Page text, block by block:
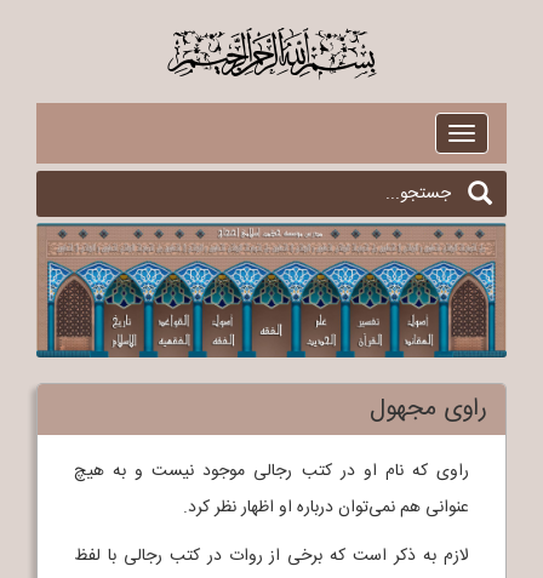
$
Toggle
navigation
راوی مجهول
راوی که نام او در کتب رجالی موجود نیست و به هیچ
عنوانی هم نمی‌توان درباره او اظهار نظر کرد.
لازم به ذکر است که برخی از روات در کتب رجالی با لفظ